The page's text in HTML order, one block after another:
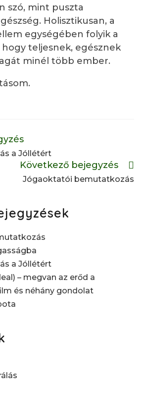
szó, mint puszta
Holisztikusan, a
egységében folyik a
teljesnek, egésznek
minél több ember.
a Jóllétért
Következő bejegyzés
Jógaoktatói bemutatkozás
a Jóllétért
– megvan az erőd a
és néhány gondolat